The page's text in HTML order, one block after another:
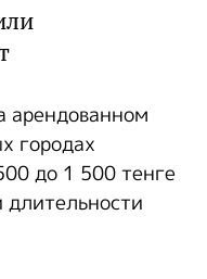
арендованном
городах
до 1 500 тенге
длительности